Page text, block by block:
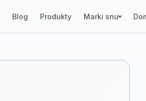
Blog Produkty Marki snu